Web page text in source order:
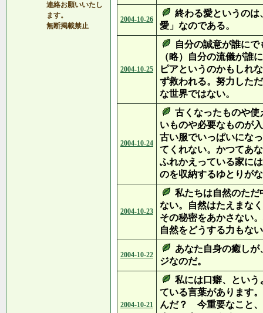
連絡お願いいたし
ます。
無断掲載禁止
2004-10-26
終わる愛というのは
愛」なのである。
2004-10-25
自分の誠意が
（略）自分の流儀が
ピアというのかもしれ
ず救われる。努力した
な世界ではない。
2004-10-24
古くなったものや使
いものや必要なものが
古い服でいっぱいにな
てくれない。かつてあ
ふれかえっている家に
のを収納するゆとりが
2004-10-23
私たちは自然のただ
ない。自然はたえまな
その秘密をあかさない
自然をどうする力もな
2004-10-22
あなた自身の癒し
ジなのだ。
2004-10-21
私には口癖、という
ている言葉があります
んだ？ 今重要なこと